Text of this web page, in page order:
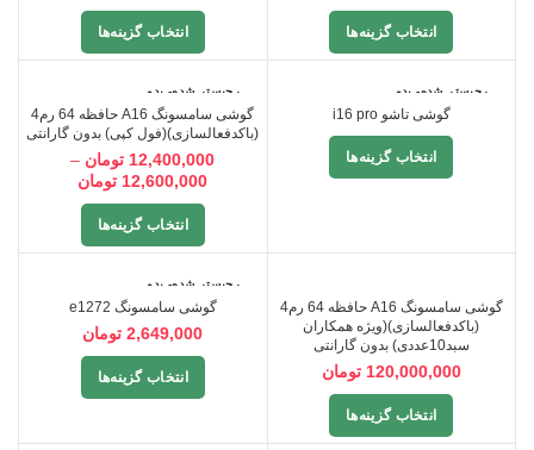
انتخاب گزینه‌ها انتخاب گزینه‌ها
رجیستر شده- بدو
ن گارانتی
گوشی تاشو i16 pro
انتخاب گزینه‌ها
رجیستر شده- بدو
ن گارانتی
گوشی سامسونگ A16 حافظه 64 رم4
(باکدفعالسازی)(فول کپی) بدون گارانتی
12,400,000 تومان –
12,600,000 تومان
انتخاب گزینه‌ها
رجیستر شده- بدو
ن گارانتی
گوشی سامسونگ A16 حافظه 64 رم4
(باکدفعالسازی)(ویژه همکاران
سبد10عددی) بدون گارانتی
120,000,000 تومان
انتخاب گزینه‌ها
رجیستر شده- بدو
ن گارانتی
گوشی سامسونگ e1272
2,649,000 تومان
انتخاب گزینه‌ها